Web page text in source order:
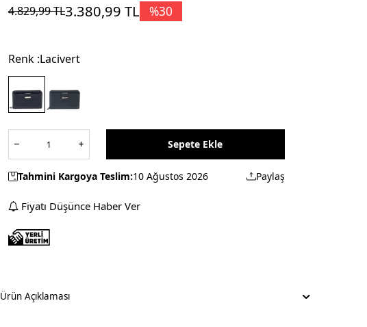
4.829,99TL3.380,99 TL %30
Renk :Lacivert
Sepete Ekle
Tahmini Kargoya Teslim:10 Ağustos 2026 Paylaş
Fiyatı Düşünce Haber Ver
Ürün Açıklaması